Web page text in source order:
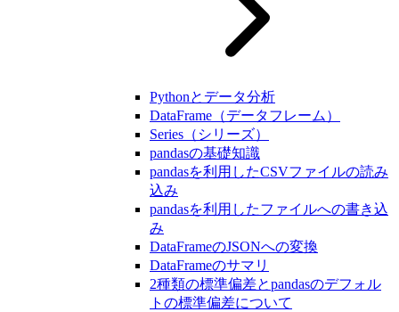
Pythonとデータ分析
DataFrame（データフレーム）
Series（シリーズ）
pandasの基礎知識
pandasを利用したCSVファイルの読み
込み
pandasを利用したファイルへの書き込
み
DataFrameのJSONへの変換
DataFrameのサマリ
2種類の標準偏差とpandasのデフォル
トの標準偏差について